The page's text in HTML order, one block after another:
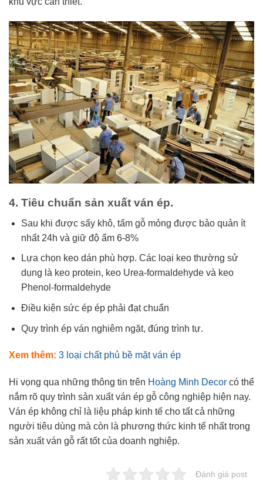
4. Tiêu chuẩn sản xuất ván ép.
Sau khi được sấy khô, tấm gỗ mỏng được bảo quản ít
nhất 24h và giữ độ ẩm 6-8%
Lựa chọn keo dán phù hợp. Các loại keo thường sử
dụng là keo protein, keo Urea-formaldehyde và keo
Phenol-formaldehyde
Điều kiện sức ép ép phải đạt chuẩn
Quy trình ép ván nghiêm ngặt, đúng trình tự.
Xem thêm: 3 loại chất phủ bề mặt ván ép
Hi vọng qua những thông tin trên Hoàng Minh Decor có thể
nắm rõ quy trình sản xuất ván ép gỗ công nghiệp hiện nay.
Ván ép không chỉ là liệu pháp kinh tế cho tất cả những
người tiêu dùng mà còn là phương thức kinh tế nhất trong
sản xuất ván gỗ rất tốt của doanh nghiệp.
Đánh giá post